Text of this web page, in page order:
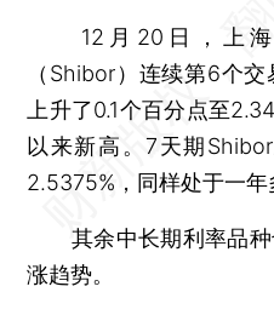
12月20日，上海
（Shibor）连续第6个
上升了0.1个百分点至
以来新高。7天期
2.5375%，同样处于一年
其余中长期利率品种
涨趋势。